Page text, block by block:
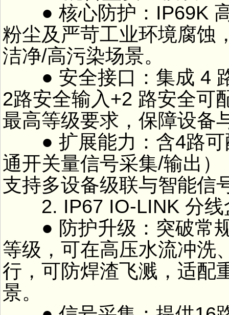
● 核心防护：IP69K 高
粉尘及严苛工业环境腐蚀
洁净/高污染场景。
● 安全接口：集成 4 路
2路安全输入+2 路安全可
最高等级要求，保障设备
● 扩展能力：含4路可
通开关量信号采集/输出
支持多设备级联与智能信
2. IP67 IO-LINK 分线
● 防护升级：突破常规
等级，可在高压水流冲洗
行，可防焊渣飞溅，适配
景。